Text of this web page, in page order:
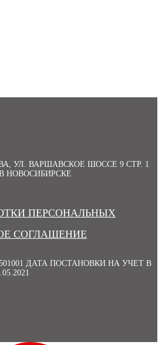
УЛ. ВАРШАВСКОЕ ШОССЕ 9 СТР. 1
НОВОСИБИРСКЕ
ПЕРСОНАЛЬНЫХ
СОГЛАШЕНИЕ
ДАТА ПОСТАНОВКИ НА УЧЕТ В